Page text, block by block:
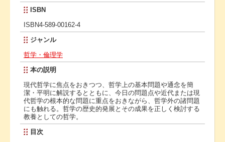
ISBN
ISBN4-589-00162-4
ジャンル
哲学・倫理学
本の説明
現代哲学に焦点をおきつつ、哲学上の基本問題や通念を簡
潔・平明に解説するとともに、今日の問題点や近代または現
代哲学の根本的な問題に重点をおきながら、哲学外の諸問題
にも触れる。哲学の歴史的発展とその成果を正しく検討する
教養としての哲学。
目次